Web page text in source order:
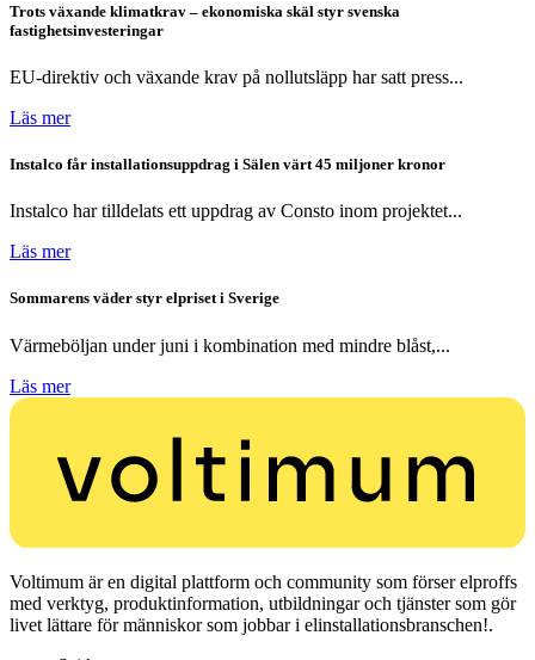
Trots växande klimatkrav – ekonomiska skäl styr svenska
fastighetsinvesteringar
EU-direktiv och växande krav på nollutsläpp har satt press...
Läs mer
Instalco får installationsuppdrag i Sälen värt 45 miljoner kronor
Instalco har tilldelats ett uppdrag av Consto inom projektet...
Läs mer
Sommarens väder styr elpriset i Sverige
Värmeböljan under juni i kombination med mindre blåst,...
Läs mer
Voltimum är en digital plattform och community som förser elproffs
med verktyg, produktinformation, utbildningar och tjänster som gör
livet lättare för människor som jobbar i elinstallationsbranschen!.